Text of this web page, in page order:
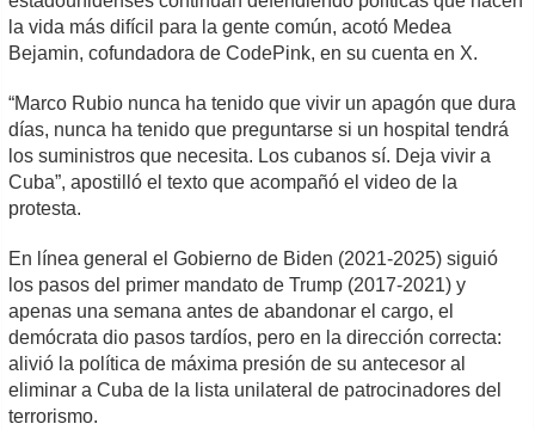
la vida más difícil para la gente común, acotó Medea
Bejamin, cofundadora de CodePink, en su cuenta en X.
“Marco Rubio nunca ha tenido que vivir un apagón que dura
días, nunca ha tenido que preguntarse si un hospital tendrá
los suministros que necesita. Los cubanos sí. Deja vivir a
Cuba”, apostilló el texto que acompañó el video de la
protesta.
En línea general el Gobierno de Biden (2021-2025) siguió
los pasos del primer mandato de Trump (2017-2021) y
apenas una semana antes de abandonar el cargo, el
demócrata dio pasos tardíos, pero en la dirección correcta:
alivió la política de máxima presión de su antecesor al
eliminar a Cuba de la lista unilateral de patrocinadores del
terrorismo.